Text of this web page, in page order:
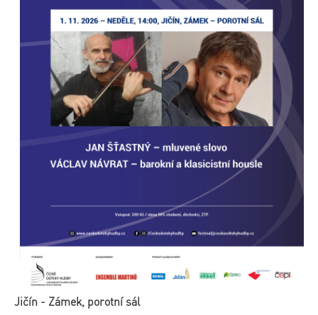
Jičín - Zámek, porotní sál